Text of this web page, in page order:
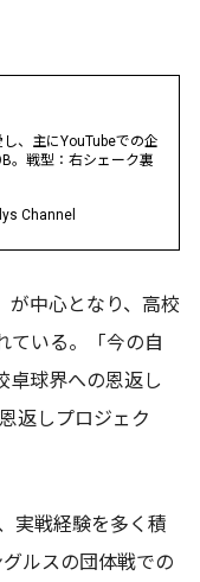
、主にYouTubeでの企
。戦型：右シェーク裏
Channel
が中心となり、高校
ている。「今の自
卓球界への恩返し
返しプロジェク
実戦経験を多く積
ルスの団体戦での